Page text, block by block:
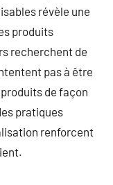
révèle une
produits
recherchent de
pas à être
de façon
pratiques
renforcent